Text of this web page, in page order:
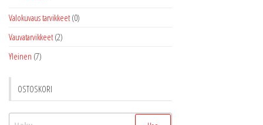
Valokuvaus tarvikkeet (0)
Vauvatarvikkeet (2)
Yleinen (7)
OSTOSKORI